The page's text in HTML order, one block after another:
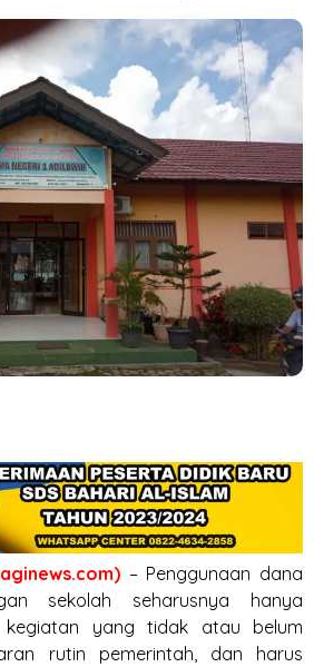
– Penggunaan dana
sekolah seharusnya hanya
kegiatan yang tidak atau belum
rutin pemerintah, dan harus